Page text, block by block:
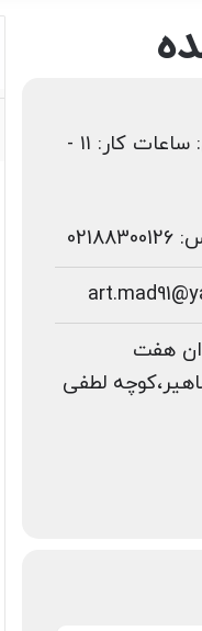
روزهای تعطیل: ساعات کار: ۱۱ -
هفت
لطفی